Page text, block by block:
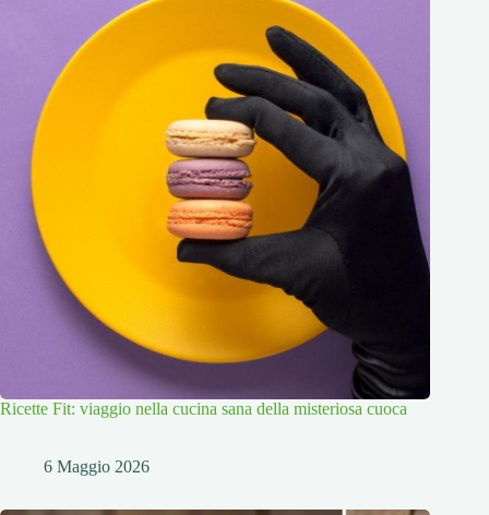
Ricette Fit: viaggio nella cucina sana della misteriosa cuoca
6 Maggio 2026